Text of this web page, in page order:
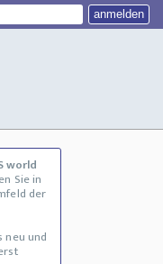
world
Sie in
der
neu und